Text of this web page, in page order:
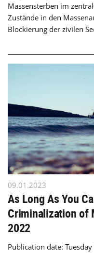
Massensterben im
Zustände in den
Blockierung der zivilen
09.01.2023
As Long As You
Criminalization of
2022
Publication date: